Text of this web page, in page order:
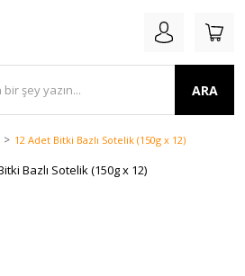
ARA
12 Adet Bitki Bazlı Sotelik (150g x 12)